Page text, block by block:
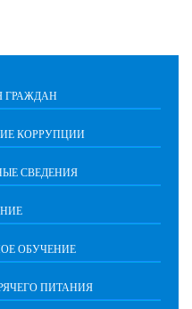
ГРАЖДАН
КОРРУПЦИИ
СВЕДЕНИЯ
ОБУЧЕНИЕ
ПИТАНИЯ